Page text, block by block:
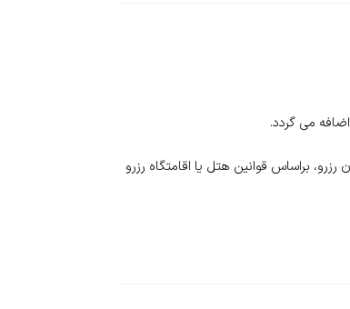
بر‌اساس قوانین هتل یا اقامتگاه رزرو